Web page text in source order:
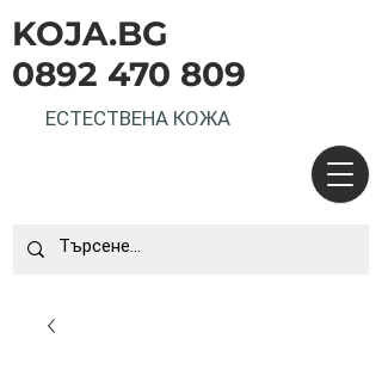
KOJA.BG
0892 470 809
ЕСТЕСТВЕНА КОЖА